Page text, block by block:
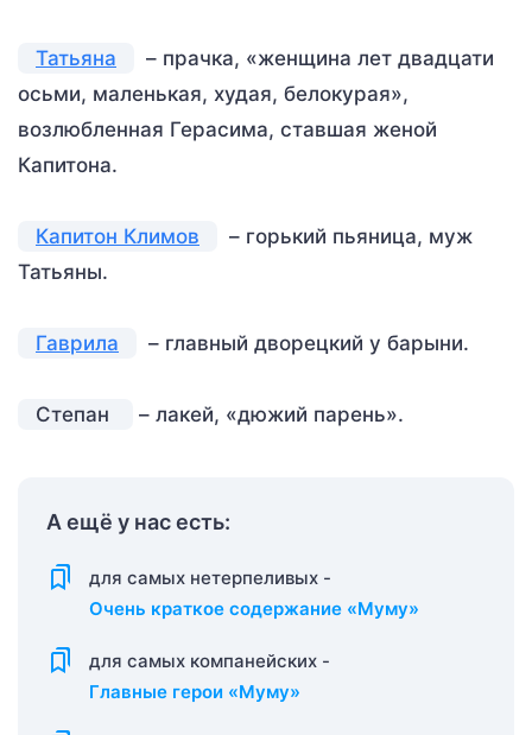
Татьяна
– прачка, «женщина лет двадцати
осьми, маленькая, худая, белокурая»,
возлюбленная Герасима, ставшая женой
Капитона.
Капитон Климов
– горький пьяница, муж
Татьяны.
Гаврила – главный дворецкий у барыни.
Степан – лакей, «дюжий парень».
А ещё у нас есть:
для самых нетерпеливых -
Очень краткое содержание «Муму»
для самых компанейских -
Главные герои «Муму»